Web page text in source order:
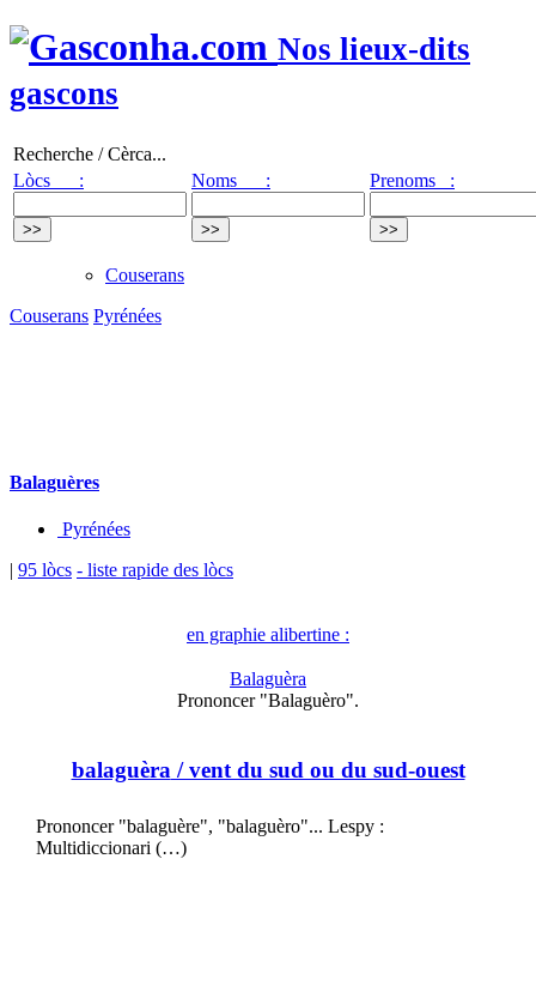
Nos lieux-dits
gascons
Recherche / Cèrca...
Lòcs :
Noms : Prenoms :
Couserans
Couserans Pyrénées
Balaguères
Pyrénées
| 95 lòcs - liste rapide des lòcs
en graphie alibertine :
Balaguèra
Prononcer "Balaguèro".
balaguèra / vent du sud ou du sud-ouest
Prononcer "balaguère", "balaguèro"... Lespy :
Multidiccionari (…)